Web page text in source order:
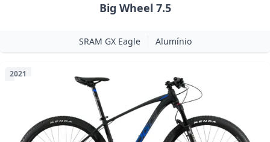
Big Wheel 7.5
SRAM GX Eagle Alumínio
2021